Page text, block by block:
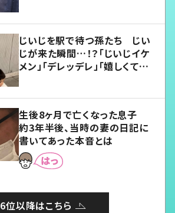
じいじを駅で待つ孫たち じい
じが来た瞬間…！？「じいじイケ
メン」「デレッデレ」「嬉しくて可
生後8ヶ月で亡くなった息子
約3年半後、当時の妻の日記に
書いてあった本音とは
6位以降はこちら